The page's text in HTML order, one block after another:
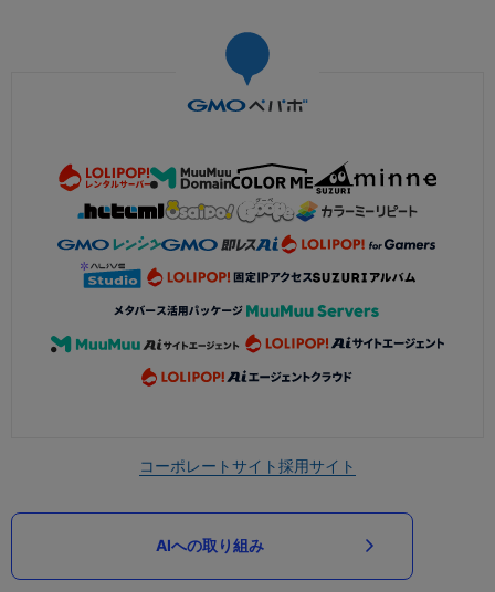
コーポレートサイト採用サイト
AIへの取り組み